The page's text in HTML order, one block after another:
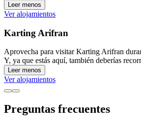
Leer menos
Ver alojamientos
Karting Arifran
Aprovecha para visitar Karting Arifran
Y, ya que estás aquí, también deberías
Leer menos
Ver alojamientos
Preguntas frecuentes